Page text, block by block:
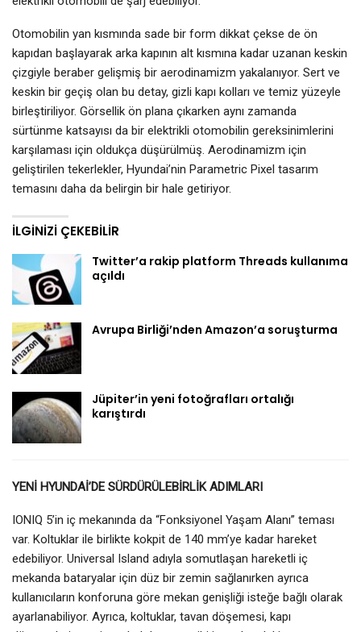
Otomobilin yan kısmında sade bir form dikkat çekse de ön
kapıdan başlayarak arka kapının alt kısmına kadar uzanan keskin
çizgiyle beraber gelişmiş bir aerodinamizm yakalanıyor. Sert ve
keskin bir geçiş olan bu detay, gizli kapı kolları ve temiz yüzeyle
birleştiriliyor. Görsellik ön plana çıkarken aynı zamanda
sürtünme katsayısı da bir elektrikli otomobilin gereksinimlerini
karşılaması için oldukça düşürülmüş. Aerodinamizm için
geliştirilen tekerlekler, Hyundai’nin Parametric Pixel tasarım
temasını daha da belirgin bir hale getiriyor.
İLGINIZI ÇEKEBILIR
Twitter’a rakip platform Threads kullanıma
açıldı
Avrupa Birliği’nden Amazon’a soruşturma
Jüpiter’in yeni fotoğrafları ortalığı
karıştırdı
YENİ HYUNDAİ’DE SÜRDÜRÜLEBİRLİK ADIMLARI
IONIQ 5’in iç mekanında da “Fonksiyonel Yaşam Alanı” teması
var. Koltuklar ile birlikte kokpit de 140 mm’ye kadar hareket
edebiliyor. Universal Island adıyla somutlaşan hareketli iç
mekanda bataryalar için düz bir zemin sağlanırken ayrıca
kullanıcıların konforuna göre mekan genişliği isteğe bağlı olarak
ayarlanabiliyor. Ayrıca, koltuklar, tavan döşemesi, kapı